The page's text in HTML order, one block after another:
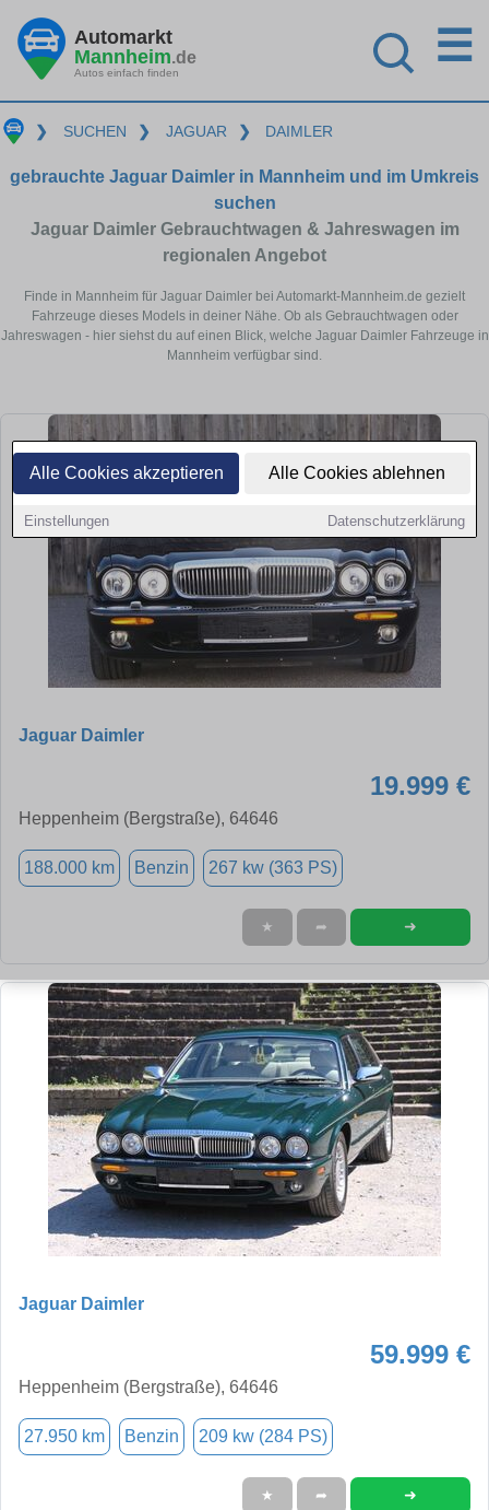
Alle Cookies akzeptieren Alle Cookies ablehnen
Einstellungen Datenschutzerklärung
Automarkt
Mannheim.de
Autos einfach finden
☰
❯ SUCHEN ❯ JAGUAR ❯ DAIMLER
gebrauchte Jaguar Daimler in Mannheim und im Umkreis
suchen
Jaguar Daimler Gebrauchtwagen & Jahreswagen im
regionalen Angebot
Finde in Mannheim für Jaguar Daimler bei Automarkt-Mannheim.de gezielt
Fahrzeuge dieses Models in deiner Nähe. Ob als Gebrauchtwagen oder
Jahreswagen - hier siehst du auf einen Blick, welche Jaguar Daimler Fahrzeuge in
Mannheim verfügbar sind.
Jaguar Daimler
19.999 €
Heppenheim (Bergstraße), 64646
188.000 km Benzin 267 kw (363 PS)
★ ➦ ➜
Jaguar Daimler
59.999 €
Heppenheim (Bergstraße), 64646
27.950 km Benzin 209 kw (284 PS)
★ ➦ ➜